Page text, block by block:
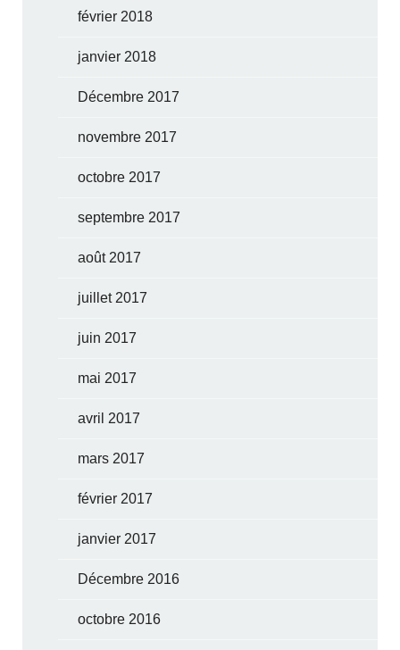
février 2018
janvier 2018
Décembre 2017
novembre 2017
octobre 2017
septembre 2017
août 2017
juillet 2017
juin 2017
mai 2017
avril 2017
mars 2017
février 2017
janvier 2017
Décembre 2016
octobre 2016